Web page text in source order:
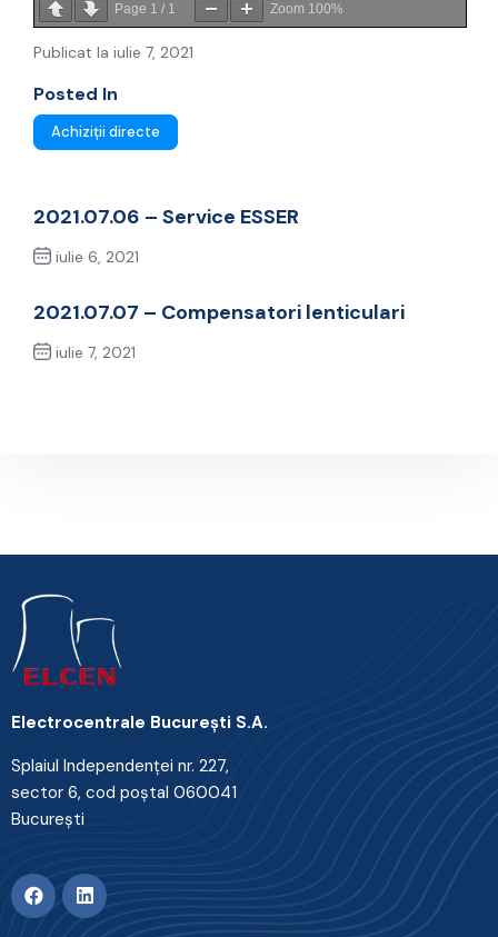
Page 1 / 1 Zoom 100%
Publicat la iulie 7, 2021
Posted In
Achiziții directe
2021.07.06 – Service ESSER
iulie 6, 2021
2021.07.07 – Compensatori lenticulari
iulie 7, 2021
Electrocentrale Bucureşti S.A.
Splaiul Independenţei nr. 227,
sector 6, cod poştal 060041
Bucureşti